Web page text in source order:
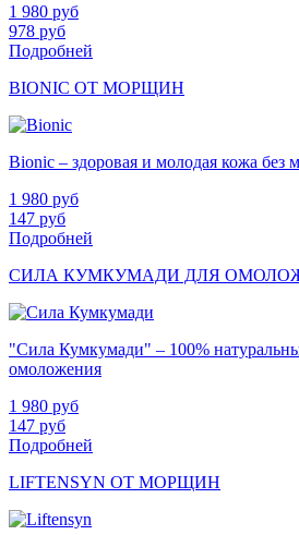
1 980 руб
978 руб
Подробней
BIONIC ОТ МОРЩИН
Bionic – здоровая и молодая кожа без
1 980 руб
147 руб
Подробней
СИЛА КУМКУМАДИ ДЛЯ
"Сила Кумкумади" – 100%
омоложения
1 980 руб
147 руб
Подробней
LIFTENSYN ОТ МОРЩИН